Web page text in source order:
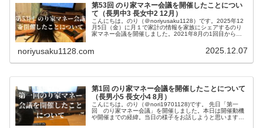
第53回 のり家マネー会議を開催したことについ
て（長男中3 長女中2 12月）
こんにちは。のり（＠noriyusaku1128）です。2025年12
月5日（金）に月１で家計の情報を家族にシェアするのり
家マネー会議を開催しました。2021年8月の1回目から数
noriyusaku1128.com 2025.12.07
第1回 のり家マネー会議を開催したことについて
（長男小5 長女小4 8月）
こんにちは。のり（＠nori19701128)です。 先日「第一
回 のり家マネー会議」を開催しました。本日は開催動機
や開催までの経緯。当日の様子をお話しようと思います。